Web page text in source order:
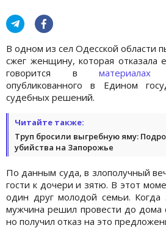
В одном из сел Одесской области
сжег женщину, которая отказала
говорится в материалах
опубликованного в Едином
судебных решений.
Читайте также:
Труп бросили выгребную яму:
убийства на Запорожье
По данным суда, в злополучный
гости к дочери и зятю. В этот
один друг молодой семьи. Когда
мужчина решил провести до дома
но получил отказ на это